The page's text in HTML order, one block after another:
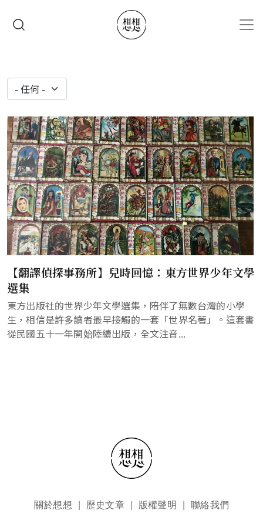
【翻譯偵探事務所】兒時回憶：東方世界少年文學
選集
東方出版社的世界少年文學選集，陪伴了無數台灣的小學
生，相信是許多讀者最早接觸的一套「世界名著」。這套書
從民國五十一年開始陸續出版，全文注音...
頁尾選單關於想想 歷史文章 版權聲明 聯絡我們